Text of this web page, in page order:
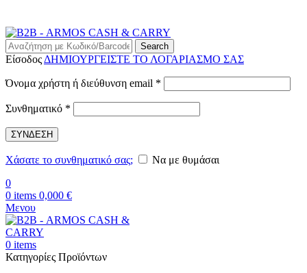
Search
Είσοδος ΔΗΜΙΟΥΡΓΕΙΣΤΕ ΤΟ ΛΟΓΑΡΙΑΣΜΟ ΣΑΣ
Όνομα χρήστη ή διεύθυνση email *
Συνθηματικό *
ΣΥΝΔΕΣΗ
Χάσατε το συνθηματικό σας;
Να με θυμάσαι
0
0 items 0,000 €
Μενου
0 items
Κατηγορίες Προϊόντων